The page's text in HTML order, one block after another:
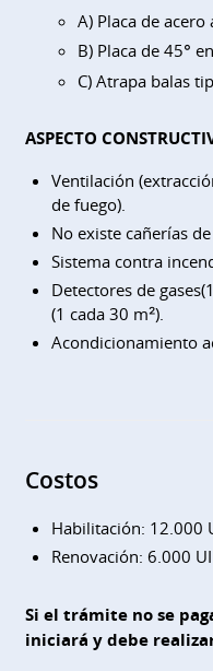
A) Placa de acero
B) Placa de 45°
C) Atrapa balas
ASPECTO
Ventilación
de fuego).
No existe cañerías
Sistema contra
Detectores de
(1 cada 30 m²).
Acondicionamiento
Costos
Habilitación: 12.000
Renovación: 6.000
Si el trámite no se
iniciará y debe